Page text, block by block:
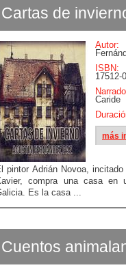
Cartas de
Autor:
ISBN:
17512-
Caride
más
pintor Adrián Novoa,
compra una casa en
Es la casa ...
Cuentos